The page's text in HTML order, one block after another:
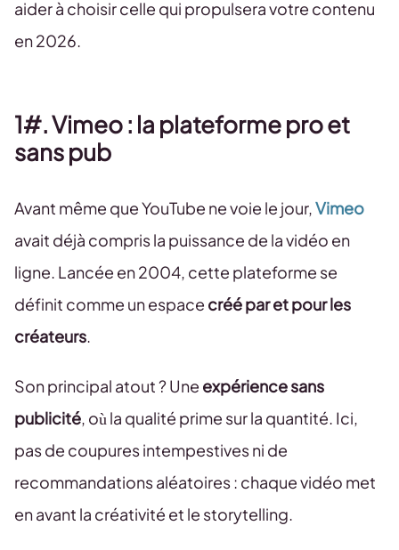
aider à choisir celle qui propulsera votre contenu
en 2026.
1#. Vimeo : la plateforme pro et
sans pub
Avant même que YouTube ne voie le jour,Vimeo
avait déjà compris la puissance de la vidéo en
ligne. Lancée en 2004, cette plateforme se
définit comme un espace créé par et pour les
créateurs.
Son principal atout ? Une expérience sans
publicité, où la qualité prime sur la quantité. Ici,
pas de coupures intempestives ni de
recommandations aléatoires : chaque vidéo met
en avant la créativité et le storytelling.